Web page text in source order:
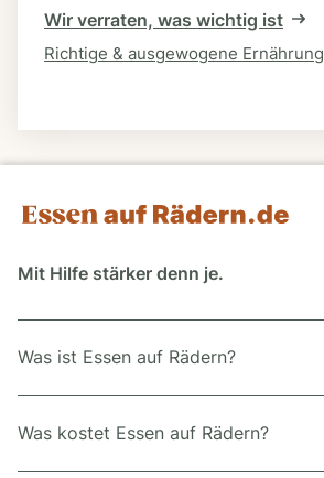
Wir verraten, was wichtig ist
Richtige & ausgewogene Ernährung
Mit Hilfe stärker denn je.
Was ist Essen auf Rädern?
Was kostet Essen auf Rädern?